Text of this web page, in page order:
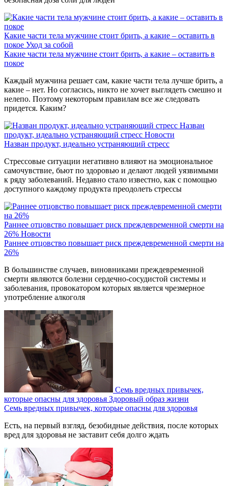
Какие части тела мужчине стоит брить, а какие – оставить в
покое Уход за собой
Какие части тела мужчине стоит брить, а какие – оставить в
покое
Каждый мужчина решает сам, какие части тела лучше брить, а
какие – нет. Но согласись, никто не хочет выглядеть смешно и
нелепо. Поэтому некоторым правилам все же следовать
придется. Каким?
Назван
продукт, идеально устраняющий стресс Новости
Назван продукт, идеально устраняющий стресс
Стрессовые ситуации негативно влияют на эмоциональное
самочувствие, бьют по здоровью и делают людей уязвимыми
к ряду заболеваний. Недавно стало известно, как с помощью
доступного каждому продукта преодолеть стрессы
Раннее отцовство повышает риск преждевременной смерти на
26% Новости
Раннее отцовство повышает риск преждевременной смерти на
26%
В большинстве случаев, виновниками преждевременной
смерти являются болезни сердечно-сосудистой системы и
заболевания, провокатором которых является чрезмерное
употребление алкоголя
Семь вредных привычек,
которые опасны для здоровья Здоровый образ жизни
Семь вредных привычек, которые опасны для здоровья
Есть, на первый взгляд, безобидные действия, после которых
вред для здоровья не заставит себя долго ждать